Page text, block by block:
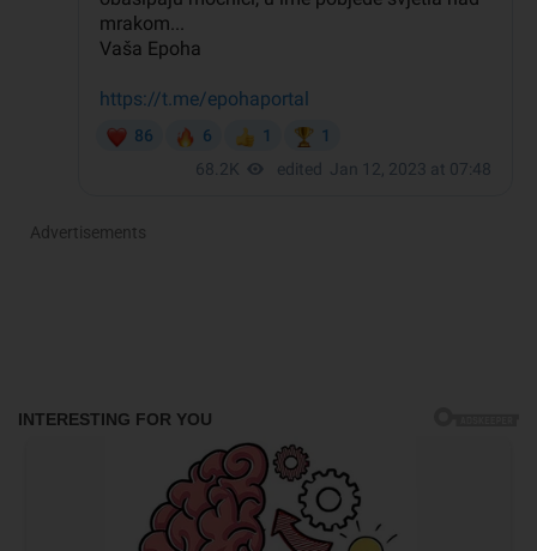
Advertisements